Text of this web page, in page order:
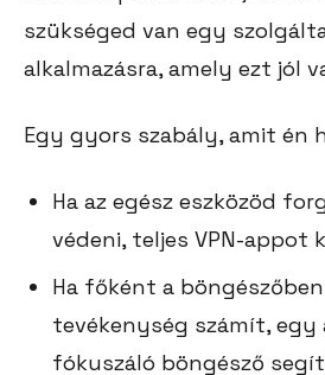
szükséged van egy
alkalmazásra, amely ezt jól
Egy gyors szabály, amit én
Ha az egész eszközöd
védeni, teljes VPN-appot
Ha főként a
tevékenység számít, egy
fókuszáló böngésző